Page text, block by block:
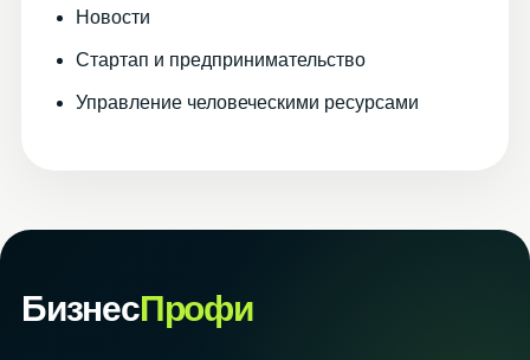
Новости
Стартап и предпринимательство
Управление человеческими ресурсами
БизнесПрофи